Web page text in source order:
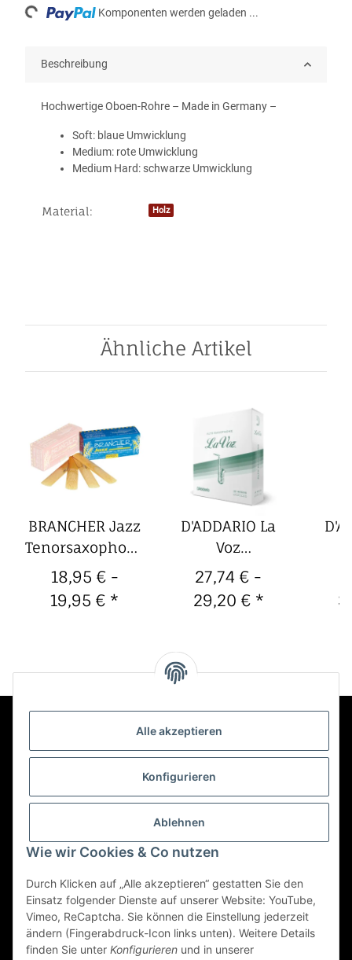
Alle akzeptieren
Konfigurieren
Ablehnen
Wie wir Cookies & Co nutzen
Durch Klicken auf „Alle akzeptieren“ gestatten Sie den
Einsatz folgender Dienste auf unserer Website: YouTube,
Vimeo, ReCaptcha. Sie können die Einstellung jederzeit
ändern (Fingerabdruck-Icon links unten). Weitere Details
finden Sie unter Konfigurieren und in unserer
Komponenten werden geladen ...
Beschreibung
Hochwertige Oboen-Rohre – Made in Germany –
Soft: blaue Umwicklung
Medium: rote Umwicklung
Medium Hard: schwarze Umwicklung
Produkteigenschaft
Wert
Material: Holz
Ähnliche Artikel
BRANCHER Jazz
Tenorsaxophon-
Blätter (4er
Packung)
18,95 € -
19,95 € *
D'ADDARIO La
Voz
Altsaxophon-
Blätter (10er
Packung)
27,74 € -
29,20 € *
Mehr über
Vertrag widerrufen